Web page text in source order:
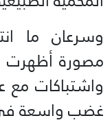
وسرعان ما
مصورة
واشتباكات مع
غضب واسعة في